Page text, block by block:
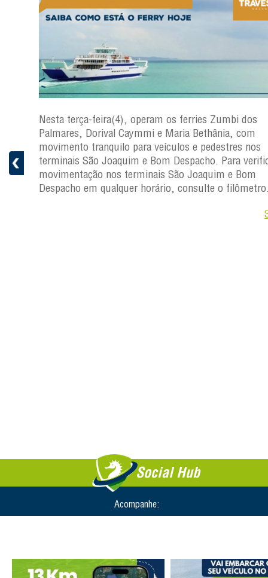
a
Nesta terça-feira(4), operam os ferries Zumbi dos
Palmares, Dorival Caymmi e Maria Bethânia, com
movimento tranquilo para veículos e pedestres nos
terminais São Joaquim e Bom Despacho. Para
movimentação nos terminais São Joaquim e Bom
Despacho em qualquer horário, consulte o
Social Hub
Acompanhe: